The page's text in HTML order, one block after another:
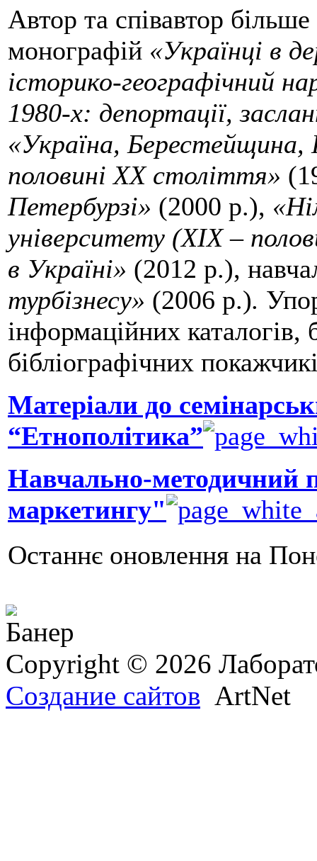
Автор та співавтор
монографій «Українці в
історико-географічний
1980-х: депортації,
«Україна,
половині ХХ століття»
Петербурзі» (2000 р.),
університету (ХІХ –
в Україні» (2012 р.),
турбізнесу» (2006 р.).
інформаційних каталогів,
бібліографічних
Матеріали до
“Етнополітика”
Навчально-методичний
маркетингу"
Останнє оновлення на
Copyright © 2026
Создание сайтов ArtNet